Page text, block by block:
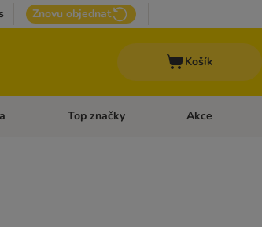
Znovu objednat
Košík
Dieta Otevřít menu: Ostatní zvířata
Top značky Otevřít menu:
Akce